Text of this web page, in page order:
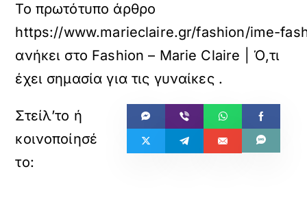
Το πρωτότυπο άρθρο
https://www.marieclaire.gr/fashion/ime-
ανήκει στο Fashion – Marie Claire | Ό,τι
έχει σημασία για τις γυναίκες.